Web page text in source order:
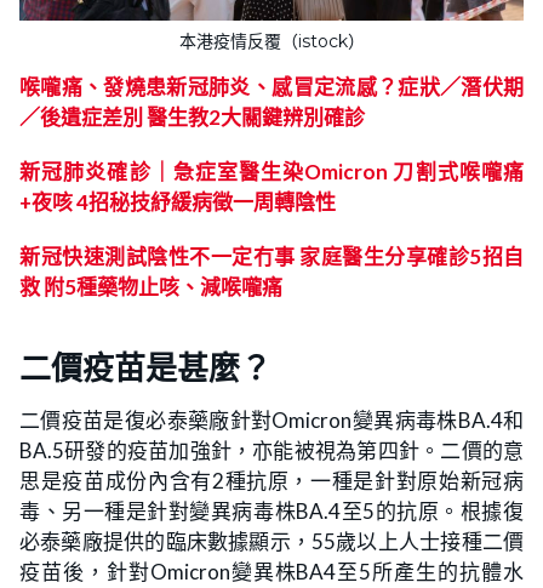
本港疫情反覆（istock）
喉嚨痛、發燒患新冠肺炎、感冒定流感？症狀／潛伏期
／後遺症差別 醫生教2大關鍵辨別確診
新冠肺炎確診｜急症室醫生染Omicron 刀割式喉嚨痛
+夜咳 4招秘技紓緩病徵一周轉陰性
新冠快速測試陰性不一定冇事 家庭醫生分享確診5招自
救 附5種藥物止咳、減喉嚨痛
二價疫苗是甚麼？
二價疫苗是復必泰藥廠針對Omicron變異病毒株BA.4和
BA.5研發的疫苗加強針，亦能被視為第四針。二價的意
思是疫苗成份內含有2種抗原，一種是針對原始新冠病
毒、另一種是針對變異病毒株BA.4至5的抗原。根據復
必泰藥廠提供的臨床數據顯示，55歲以上人士接種二價
疫苗後，針對Omicron變異株BA4至5所產生的抗體水